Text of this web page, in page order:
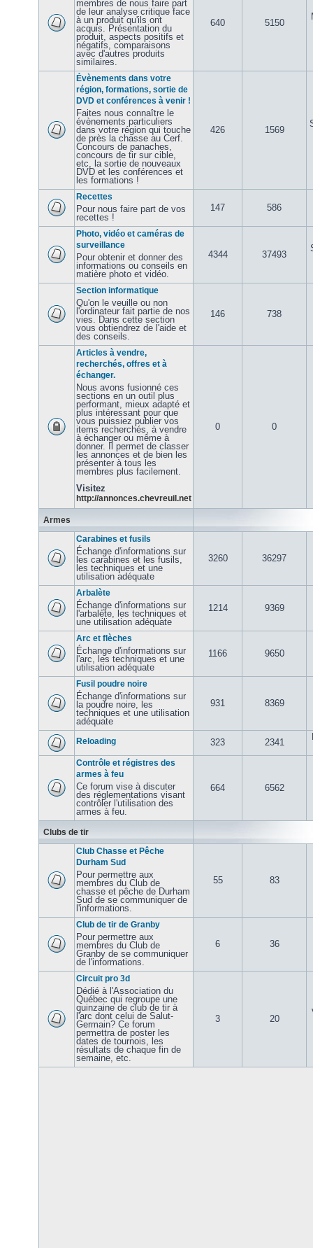
membres de nous faire part
de leur analyse critique face
à un produit qu'ils ont
acquis. Présentation du
produit, aspects positifs et
négatifs, comparaisons
avec d'autres produits
similaires.
640 5150
Évènements dans votre
région, formations, sortie de
DVD et conférences à venir !
Faites nous connaître le
évènements particuliers
dans votre région qui touche
de près la chasse au Cerf.
Concours de panaches,
concours de tir sur cible,
etc, la sortie de nouveaux
DVD et les conférences et
les formations !
426 1569
Recettes
Pour nous faire part de vos
recettes !
147 586
Photo, vidéo et caméras de
surveillance
Pour obtenir et donner des
informations ou conseils en
matière photo et vidéo.
4344 37493
Section informatique
Qu'on le veuille ou non
l'ordinateur fait partie de nos
vies. Dans cette section
vous obtiendrez de l'aide et
des conseils.
146 738
Articles à vendre,
recherchés, offres et à
échanger.
Nous avons fusionné ces
sections en un outil plus
performant, mieux adapté et
plus intéressant pour que
vous puissiez publier vos
items recherchés, à vendre
à échanger ou même à
donner. Il permet de classer
les annonces et de bien les
présenter à tous les
membres plus facilement.
Visitez
http://annonces.chevreuil.net
0 0
Armes
Carabines et fusils
Échange d'informations sur
les carabines et les fusils,
les techniques et une
utilisation adéquate
3260 36297
Arbalète
Échange d'informations sur
l'arbalète, les techniques et
une utilisation adéquate
1214 9369
Arc et flèches
Échange d'informations sur
l'arc, les techniques et une
utilisation adéquate
1166 9650
Fusil poudre noire
Échange d'informations sur
la poudre noire, les
techniques et une utilisation
adéquate
931 8369
Reloading 323 2341
Contrôle et régistres des
armes à feu
Ce forum vise à discuter
des réglementations visant
contrôler l'utilisation des
armes à feu.
664 6562
Clubs de tir
Club Chasse et Pêche
Durham Sud
Pour permettre aux
membres du Club de
chasse et pêche de Durham
Sud de se communiquer de
l'informations.
55 83
Club de tir de Granby
Pour permettre aux
membres du Club de
Granby de se communiquer
de l'informations.
6 36
Circuit pro 3d
Dédié à l'Association du
Québec qui regroupe une
quinzaine de club de tir à
l'arc dont celui de Salut-
Germain? Ce forum
permettra de poster les
dates de tournois, les
résultats de chaque fin de
semaine, etc.
3 20